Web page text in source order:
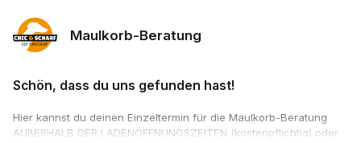
Maulkorb-Beratung
Schön, dass du uns gefunden hast!
Hier kannst du deinen Einzeltermin für die Maulkorb-Beratung
AUßERHALB DER LADENÖFFNUNGSZEITEN (kostenpflichtig) oder